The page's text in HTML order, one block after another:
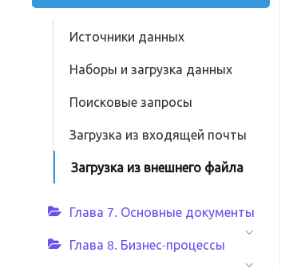
Источники данных
Наборы и загрузка данных
Поисковые запросы
Загрузка из входящей почты
Загрузка из внешнего файла
Глава 7. Основные документы
Глава 8. Бизнес-процессы